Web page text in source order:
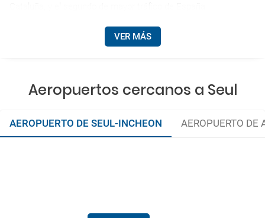
VER MÁS
Aeropuertos cercanos a Seul
AEROPUERTO DE SEUL-INCHEON AEROPUERTO DE